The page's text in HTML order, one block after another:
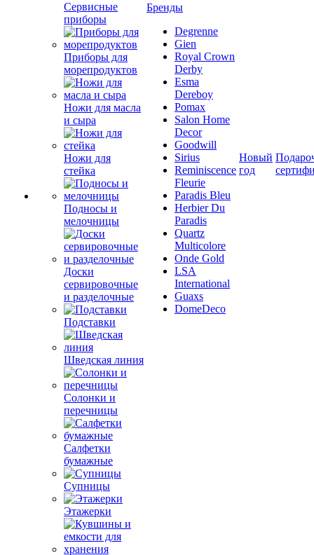
Сервисные
приборы
Приборы для
морепродуктов
Ножи для масла
и сыра
Ножи для
стейка
Подносы и
мелочницы
Доски
сервировочные
и разделочные
Подставки
Шведская линия
Солонки и
перечницы
Салфетки
бумажные
Супницы
Этажерки
Бренды
Degrenne
Gien
Royal Crown
Derby
Esma
Dereboy
Pomax
Salon Home
Decor
Goodwill
Sirius
Reminiscence
Fleurie
Paradis Bleu
Herbier Du
Paradis
Quartz
Multicolore
Onde Gold
LSA
International
Guaxs
DomeDeco
Новый
год